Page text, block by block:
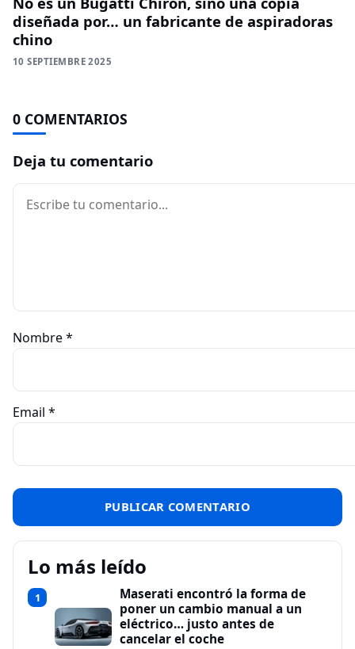
diseñada por… un fabricante de aspiradoras
chino
10 SEPTIEMBRE 2025
0 COMENTARIOS
Deja tu comentario
Comentario
Nombre*
Email *
Lo más leído
1
Maserati encontró la forma de
poner un cambio manual a un
eléctrico… justo antes de
cancelar el coche